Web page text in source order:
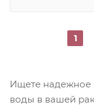
1
Ищете надежное
воды в вашей